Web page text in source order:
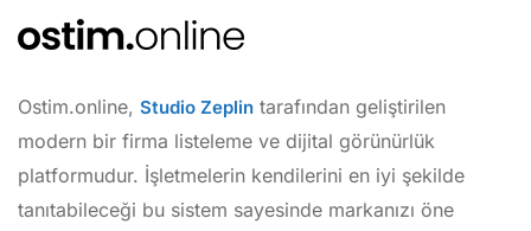
Ostim.online, Studio Zeplin tarafından geliştirilen
modern bir firma listeleme ve dijital görünürlük
platformudur. İşletmelerin kendilerini en iyi şekilde
tanıtabileceği bu sistem sayesinde markanızı öne